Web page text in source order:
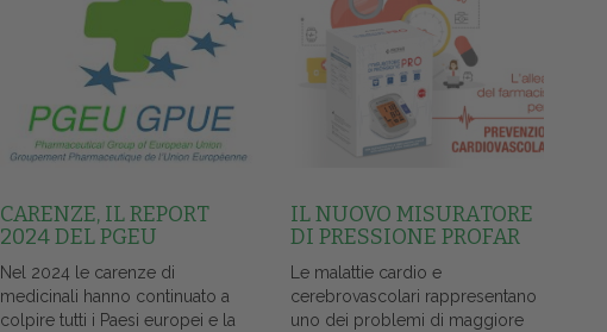
CARENZE, IL REPORT
2024 DEL PGEU
Nel 2024 le carenze di
medicinali hanno continuato a
colpire tutti i Paesi europei e la
IL NUOVO MISURATORE
DI PRESSIONE PROFAR
Le malattie cardio e
cerebrovascolari rappresentano
uno dei problemi di maggiore